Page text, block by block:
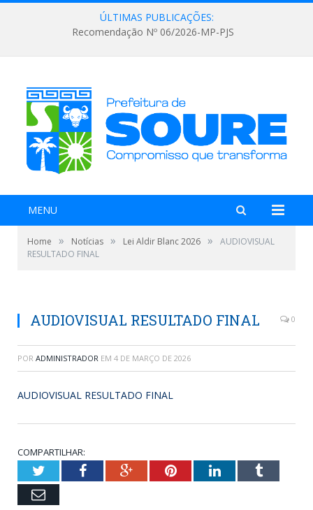
ÚLTIMAS PUBLICAÇÕES:
Recomendação Nº 06/2026-MP-PJS
MENU
Home » Notícias » Lei Aldir Blanc 2026 »
AUDIOVISUAL
RESULTADO FINAL
AUDIOVISUAL RESULTADO FINAL 0
POR ADMINISTRADOR EM 4 DE MARÇO DE 2026
AUDIOVISUAL RESULTADO FINAL
COMPARTILHAR:
TwitterFacebookGoogle+PinterestLinkedInTumblr
Email